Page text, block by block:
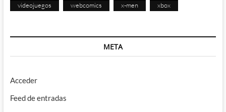
videojuegos webcomics x-men xbox
META
Acceder
Feed de entradas